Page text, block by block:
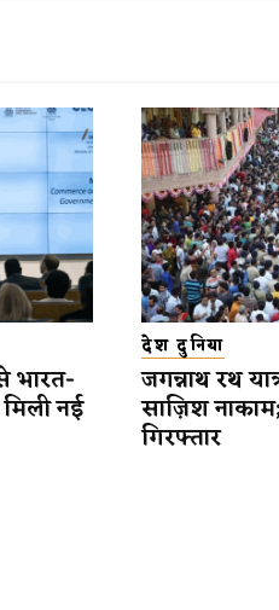
भारत-
नई
देश दुनिया
जगन्नाथ रथ
साज़िश
गिरफ्तार